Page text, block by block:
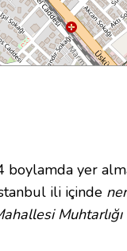
yer
ili içinde
Muhtarlığı